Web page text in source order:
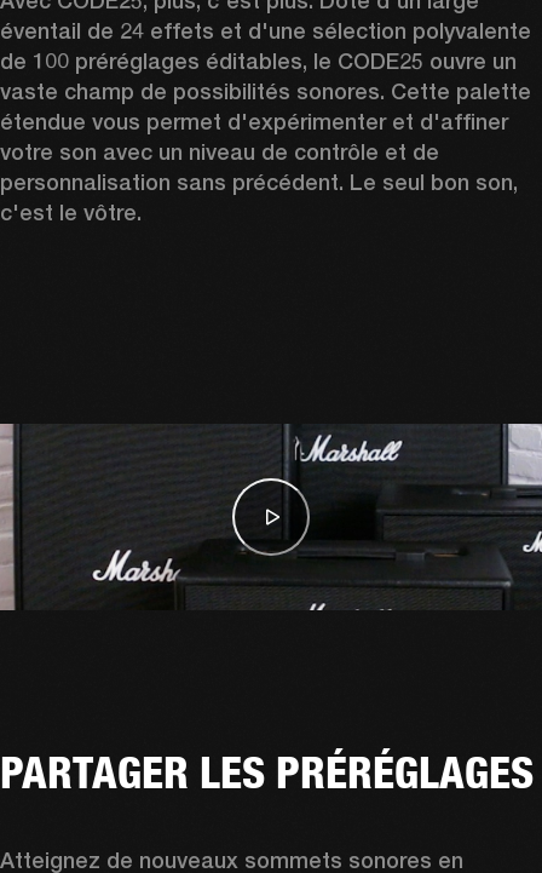
éventail de 24 effets et d'une sélection polyvalente
de 100 préréglages éditables, le CODE25 ouvre un
vaste champ de possibilités sonores. Cette palette
étendue vous permet d'expérimenter et d'affiner
votre son avec un niveau de contrôle et de
personnalisation sans précédent. Le seul bon son,
c'est le vôtre.
PARTAGER LES PRÉRÉGLAGES
Atteignez de nouveaux sommets sonores en